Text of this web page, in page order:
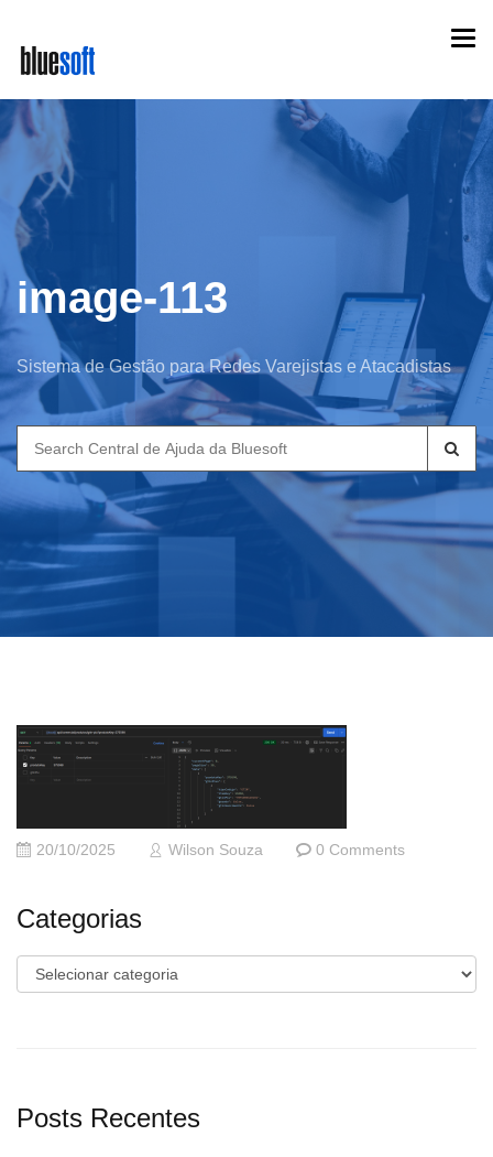
main
content
image-113
Sistema de Gestão para Redes Varejistas e Atacadistas
Search
for:
20/10/2025 Wilson Souza 0 Comments
Categorias
Categorias
Posts Recentes